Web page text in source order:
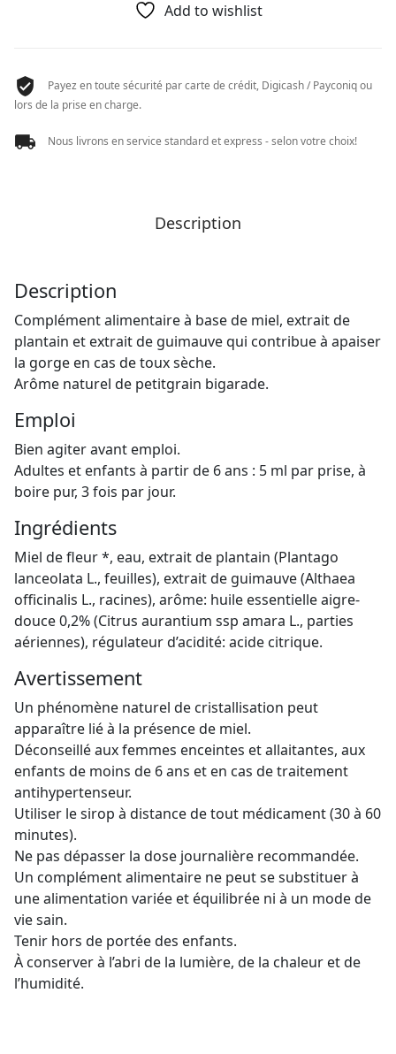
Add to wishlist
Payez en toute sécurité par carte de crédit, Digicash / Payconiq ou
lors de la prise en charge.
Nous livrons en service standard et express - selon votre choix!
Description
Description
Complément alimentaire à base de miel, extrait de
plantain et extrait de guimauve qui contribue à apaiser
la gorge en cas de toux sèche.
Arôme naturel de petitgrain bigarade.
Emploi
Bien agiter avant emploi.
Adultes et enfants à partir de 6 ans : 5 ml par prise, à
boire pur, 3 fois par jour.
Ingrédients
Miel de fleur *, eau, extrait de plantain (Plantago
lanceolata L., feuilles), extrait de guimauve (Althaea
officinalis L., racines), arôme: huile essentielle aigre-
douce 0,2% (Citrus aurantium ssp amara L., parties
aériennes), régulateur d’acidité: acide citrique.
Avertissement
Un phénomène naturel de cristallisation peut
apparaître lié à la présence de miel.
Déconseillé aux femmes enceintes et allaitantes, aux
enfants de moins de 6 ans et en cas de traitement
antihypertenseur.
Utiliser le sirop à distance de tout médicament (30 à 60
minutes).
Ne pas dépasser la dose journalière recommandée.
Un complément alimentaire ne peut se substituer à
une alimentation variée et équilibrée ni à un mode de
vie sain.
Tenir hors de portée des enfants.
À conserver à l’abri de la lumière, de la chaleur et de
l’humidité.